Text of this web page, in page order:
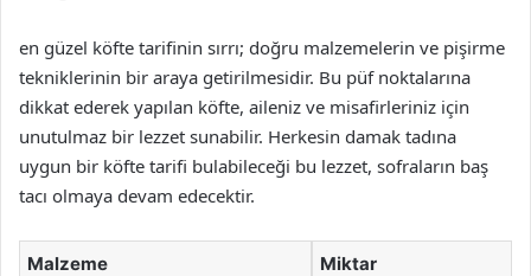
en güzel köfte tarifinin sırrı; doğru malzemelerin ve pişirme
tekniklerinin bir araya getirilmesidir. Bu püf noktalarına
dikkat ederek yapılan köfte, aileniz ve misafirleriniz için
unutulmaz bir lezzet sunabilir. Herkesin damak tadına
uygun bir köfte tarifi bulabileceği bu lezzet, sofraların baş
tacı olmaya devam edecektir.
Malzeme Miktar